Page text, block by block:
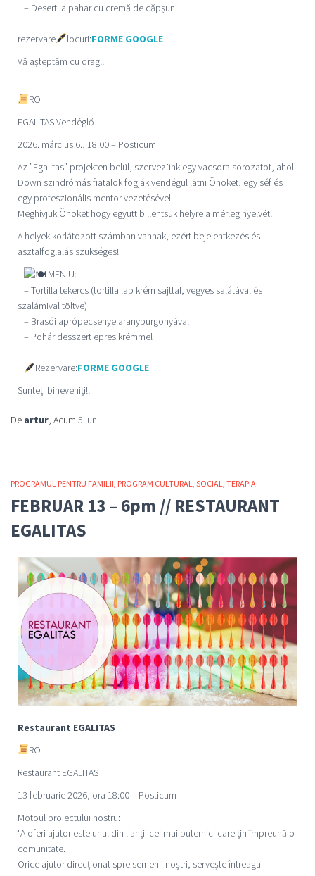
– Desert la pahar cu cremă de căpșuni
rezervare locuri:FORME GOOGLE
Vă așteptăm cu drag!!
RO
EGALITAS Vendéglő
2026. március 6., 18:00 – Posticum
Az ”Egalitas” projekten belül, szervezünk egy vacsora sorozatot, ahol
Down szindrómás fiatalok fogják vendégül látni Önöket, egy séf és
egy profeszionális mentor vezetésével.
Meghívjuk Önöket hogy együtt billentsük helyre a mérleg nyelvét!
A helyek korlátozott számban vannak, ezért bejelentkezés és
asztalfoglalás szükséges!
MENIU:
– Tortilla tekercs (tortilla lap krém sajttal, vegyes salátával és
szalámival töltve)
– Brasói aprópecsenye aranyburgonyával
– Pohár desszert epres krémmel
Rezervare:FORME GOOGLE
Sunteți bineveniți!!
De artur, Acum 5 luni
PROGRAMUL PENTRU FAMILII PROGRAM CULTURAL SOCIAL TERAPIA
FEBRUAR 13 – 6pm // RESTAURANT
EGALITAS
Restaurant EGALITAS
RO
Restaurant EGALITAS
13 februarie 2026, ora 18:00 – Posticum
Motoul proiectului nostru:
"A oferi ajutor este unul din lianții cei mai puternici care țin împreună o
comunitate.
Orice ajutor direcționat spre semenii noștri, servește întreaga